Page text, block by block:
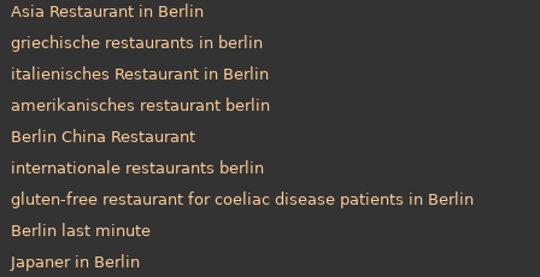
Asia Restaurant in Berlin
griechische restaurants in berlin
italienisches Restaurant in Berlin
amerikanisches restaurant berlin
Berlin China Restaurant
internationale restaurants berlin
gluten-free restaurant for coeliac disease patients in Berlin
Berlin last minute
Japaner in Berlin